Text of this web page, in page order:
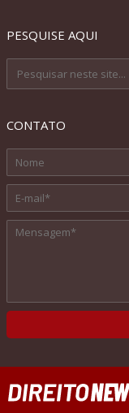
PESQUISE AQUI
CONTATO